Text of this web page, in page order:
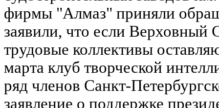
фирмы "Алмаз" приняли
заявили, что если Верховный
трудовые коллективы
марта клуб творческой
ряд членов Санкт-
заявление о поддержке